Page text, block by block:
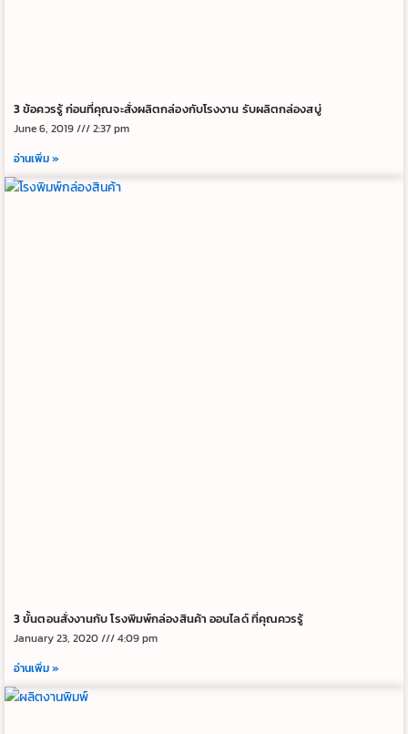
3 ข้อควรรู้ ก่อนที่คุณจะสั่งผลิตกล่องกับโรงงาน รับผลิตกล่องสบู่
June 6, 2019
2:37 pm
อ่านเพิ่ม »
3 ขั้นตอนสั่งงานกับ โรงพิมพ์กล่องสินค้า ออนไลด์ ที่คุณควรรู้
January 23, 2020
4:09 pm
อ่านเพิ่ม »